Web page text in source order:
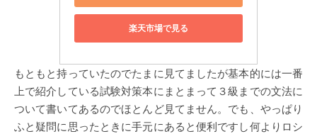
楽天市場で見る
もともと持っていたのでたまに見てましたが基本的には一番
上で紹介している試験対策本にまとまって３級までの文法に
ついて書いてあるのでほとんど見てません。でも、やっぱり
ふと疑問に思ったときに手元にあると便利ですし何よりロシ